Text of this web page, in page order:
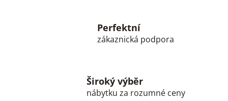
k
y
i
s
Perfektní
zákaznická podpora
Široký výběr
nábytku za rozumné ceny